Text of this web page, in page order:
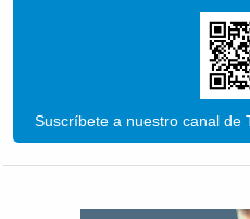
Suscríbete a nuestro canal de